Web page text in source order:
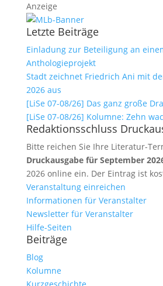
Anzeige
Letzte Beiträge
Einladung zur Beteiligung an
Anthologieprojekt
Stadt zeichnet Friedrich Ani mit
2026 aus
[LiSe 07-08/26] Das ganz große
[LiSe 07-08/26] Kolumne: Zehn
Redaktionsschluss
Bitte reichen Sie Ihre Literatur-
Druckausgabe für September
2026 online ein. Der Eintrag ist
Veranstaltung einreichen
Informationen für Veranstalter
Newsletter für Veranstalter
Hilfe-Seiten
Beiträge
Blog
Kolumne